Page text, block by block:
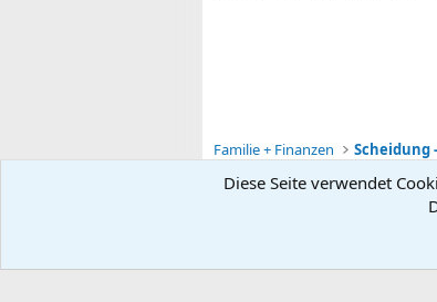
Familie + Finanzen Scheidung
Diese Seite verwendet